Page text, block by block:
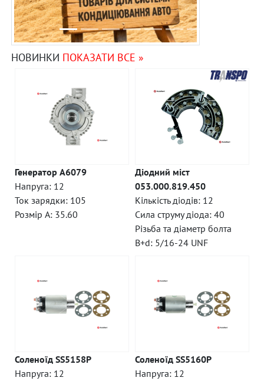
НОВИНКИ ПОКАЗАТИ ВСЕ »
Генератор A6079
Напруга: 12
Ток зарядки: 105
Розмір A: 35.60
Діодний міст
053.000.819.450
Кількість діодів: 12
Сила струму діода: 40
Різьба та діаметр болта
B+d: 5/16-24 UNF
Соленоїд SS5158P
Напруга: 12
Соленоїд SS5160P
Напруга: 12